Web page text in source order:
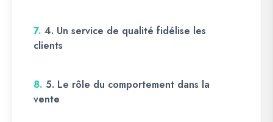
7. 4. Un service de qualité fidélise les
clients
8. 5. Le rôle du comportement dans la
vente